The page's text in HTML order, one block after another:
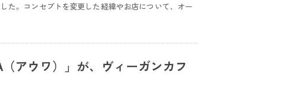
た。コンセプトを変更した経緯やお店について、オー
アウワ）」が、ヴィーガンカフ